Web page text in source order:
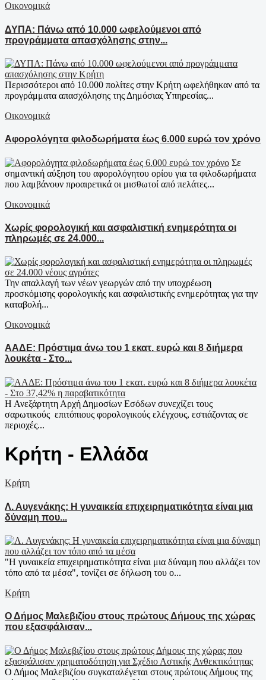
Οικονομικά
ΔΥΠΑ: Πάνω από 10.000 ωφελούμενοι από
προγράμματα απασχόλησης στην...
Περισσότεροι από 10.000 πολίτες στην Κρήτη ωφελήθηκαν από τα
προγράμματα απασχόλησης της Δημόσιας Υπηρεσίας...
Οικονομικά
Αφορολόγητα φιλοδωρήματα έως 6.000 ευρώ τον χρόνο
Σε
σημαντική αύξηση του αφορολόγητου ορίου για τα φιλοδωρήματα
που λαμβάνουν προαιρετικά οι μισθωτοί από πελάτες...
Οικονομικά
Χωρίς φορολογική και ασφαλιστική ενημερότητα οι
πληρωμές σε 24.000...
Την απαλλαγή των νέων γεωργών από την υποχρέωση
προσκόμισης φορολογικής και ασφαλιστικής ενημερότητας για την
καταβολή...
Οικονομικά
ΑΑΔΕ: Πρόστιμα άνω του 1 εκατ. ευρώ και 8 διήμερα
λουκέτα - Στο...
Η Ανεξάρτητη Αρχή Δημοσίων Εσόδων συνεχίζει τους
σαρωτικούς επιτόπιους φορολογικούς ελέγχους, εστιάζοντας σε
περιοχές...
Κρήτη - Ελλάδα
Κρήτη
Λ. Αυγενάκης: Η γυναικεία επιχειρηματικότητα είναι μια
δύναμη που...
"Η γυναικεία επιχειρηματικότητα είναι μια δύναμη που αλλάζει τον
τόπο από τα μέσα", τονίζει σε δήλωση του ο...
Κρήτη
Ο Δήμος Μαλεβιζίου στους πρώτους Δήμους της χώρας
που εξασφάλισαν...
Ο Δήμος Μαλεβιζίου συγκαταλέγεται στους πρώτους Δήμους της